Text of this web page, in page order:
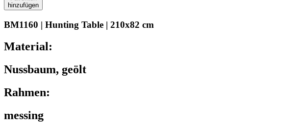
hinzufügen
BM1160 | Hunting Table | 210x82 cm
Material:
Nussbaum, geölt
Rahmen:
messing